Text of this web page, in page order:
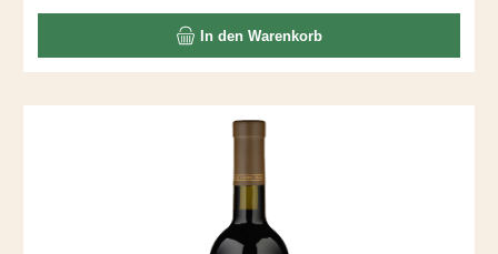
angebauten roten Rebsorten. Die über 100 Jahre alten
Rebstöcke dieses Weins stammen aus dem Oakley
Vineyard, der sich durch tiefe, sandige Böden auszeichnet,
In den Warenkorb